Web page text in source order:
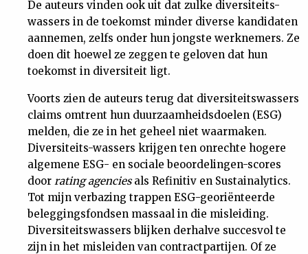
De auteurs vinden ook uit dat zulke diversiteits-
wassers in de toekomst minder diverse kandidaten
aannemen, zelfs onder hun jongste werknemers. Ze
doen dit hoewel ze zeggen te geloven dat hun
toekomst in diversiteit ligt.
Voorts zien de auteurs terug dat diversiteitswassers
claims omtrent hun duurzaamheidsdoelen (ESG)
melden, die ze in het geheel niet waarmaken.
Diversiteits-wassers krijgen ten onrechte hogere
algemene ESG- en sociale beoordelingen-scores
door rating agenciesals Refinitiv en Sustainalytics.
Tot mijn verbazing trappen ESG-georiënteerde
beleggingsfondsen massaal in die misleiding.
Diversiteitswassers blijken derhalve succesvol te
zijn in het misleiden van contractpartijen. Of ze